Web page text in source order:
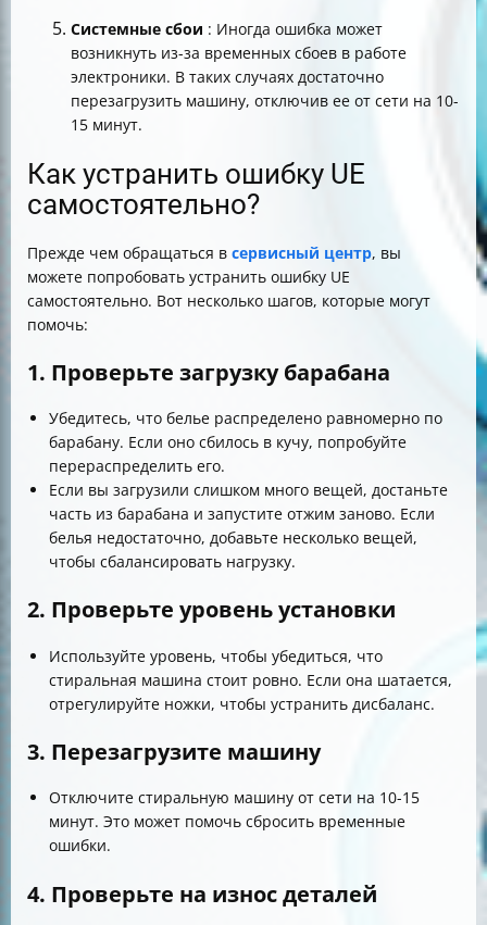
Системные сбои : Иногда ошибка может
возникнуть из-за временных сбоев в работе
электроники. В таких случаях достаточно
перезагрузить машину, отключив ее от сети на 10-
15 минут.
Как устранить ошибку UE
самостоятельно?
Прежде чем обращаться в сервисный центр, вы
можете попробовать устранить ошибку UE
самостоятельно. Вот несколько шагов, которые могут
помочь:
1. Проверьте загрузку барабана
Убедитесь, что белье распределено равномерно по
барабану. Если оно сбилось в кучу, попробуйте
перераспределить его.
Если вы загрузили слишком много вещей, достаньте
часть из барабана и запустите отжим заново. Если
белья недостаточно, добавьте несколько вещей,
чтобы сбалансировать нагрузку.
2. Проверьте уровень установки
Используйте уровень, чтобы убедиться, что
стиральная машина стоит ровно. Если она шатается,
отрегулируйте ножки, чтобы устранить дисбаланс.
3. Перезагрузите машину
Отключите стиральную машину от сети на 10-15
минут. Это может помочь сбросить временные
ошибки.
4. Проверьте на износ деталей